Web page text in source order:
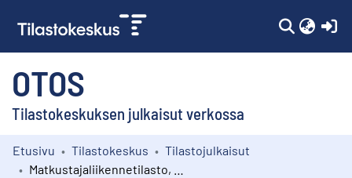
OTOS
Tilastokeskuksen julkaisut verkossa
Kokoelmat
Etusivu Tilastokeskus
Tilastojulkaisut